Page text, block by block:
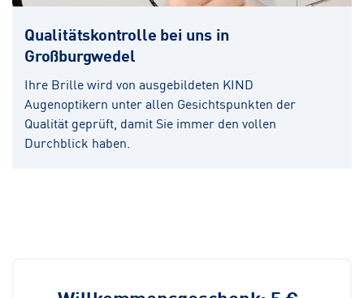
Qualitätskontrolle bei uns in
Großburgwedel
Ihre Brille wird von ausgebildeten KIND
Augenoptikern unter allen Gesichtspunkten der
Qualität geprüft, damit Sie immer den vollen
Durchblick haben.